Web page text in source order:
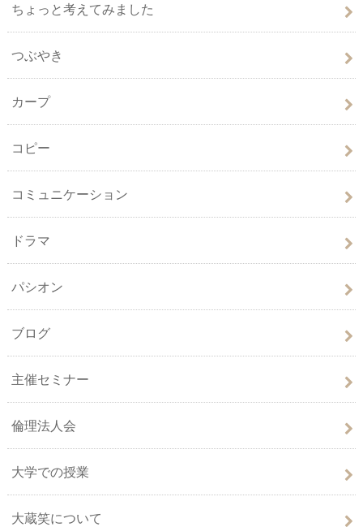
ちょっと考えてみました
つぶやき
カープ
コピー
コミュニケーション
ドラマ
パシオン
ブログ
主催セミナー
倫理法人会
大学での授業
大蔵笑について